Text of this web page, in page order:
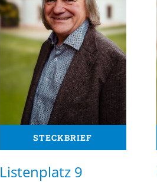
STECKBRIEF
Listenplatz 9